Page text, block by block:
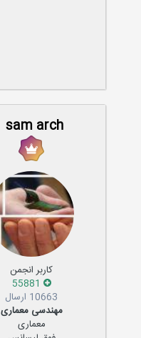
sam arch
کاربر انجمن
10663 ارسال
مهندسی معماری
معماری